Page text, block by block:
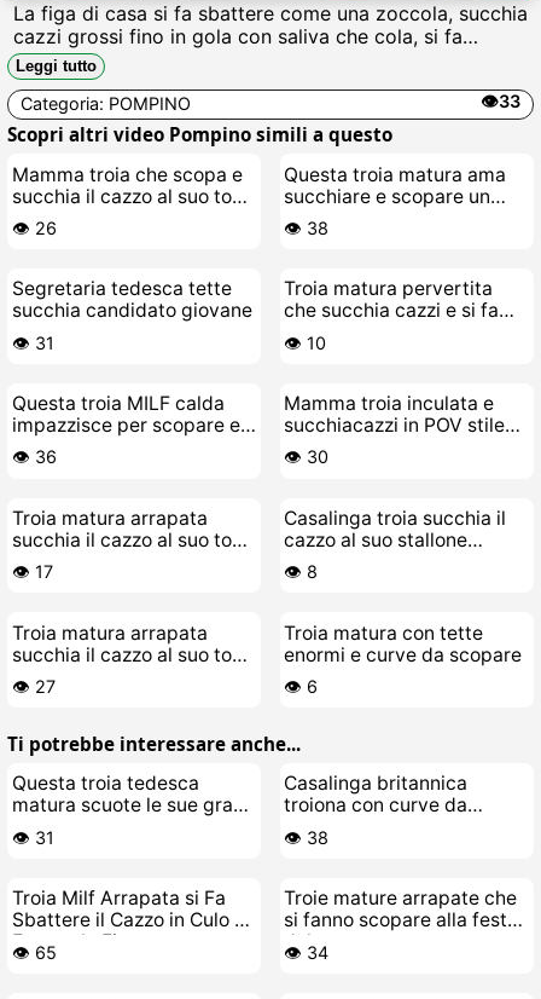
La figa di casa si fa sbattere come una zoccola, succhia
cazzi grossi fino in gola con saliva che cola, si fa
inculare e sborrare in faccia mentre geme scopami più
forte, porco.
Leggi tutto
Categoria: POMPINO 👁️33
Scopri altri video Pompino simili a questo
Mamma troia che scopa e
succhia il cazzo al suo toy-
boy
👁️ 26
Questa troia matura ama
succhiare e scopare un
cazzo giovane
👁️ 38
Segretaria tedesca tette
succhia candidato giovane
👁️ 31
Troia matura pervertita
che succhia cazzi e si fa
scopare
👁️ 10
Questa troia MILF calda
impazzisce per scopare e
succhiare cazzi grossi
👁️ 36
Mamma troia inculata e
succhiacazzi in POV stile
pecorina
👁️ 30
Troia matura arrapata
succhia il cazzo al suo toy-
boy e si fa scopare a
pecora
👁️ 17
Casalinga troia succhia il
cazzo al suo stallone
giovane
👁️ 8
Troia matura arrapata
succhia il cazzo al suo toy-
boy e si fa scopare duro
👁️ 27
Troia matura con tette
enormi e curve da scopare
👁️ 6
Ti potrebbe interessare anche...
Questa troia tedesca
matura scuote le sue gran
tettone
👁️ 31
Casalinga britannica
troiona con curve da
scopare
👁️ 38
Troia Milf Arrapata si Fa
Sbattere il Cazzo in Culo e
Fottere la Fica
👁️ 65
Troie mature arrapate che
si fanno scopare alla festa
del cazzo
👁️ 34